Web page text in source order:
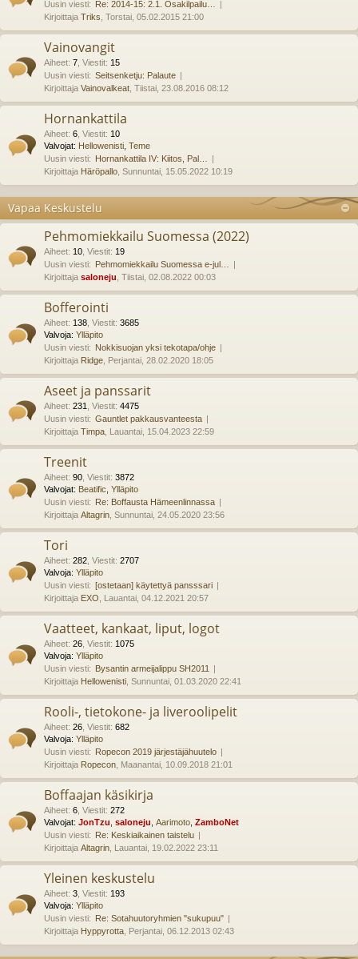
Uusin viesti: Re: 2014-15: 2.1. Osakilpailu…
Kirjoittaja Triks , Torstai, 05.02.2015 21:00
Vainovangit
Aiheet: 7 Viestit: 15
Uusin viesti: Seitsenketju: Palaute
Kirjoittaja Vainovalkeat , Tiistai, 23.08.2016 08:12
Hornankattila
Aiheet: 6 Viestit: 10
Valvojat: Hellowenisti Teme
Uusin viesti: Hornankattila IV: Kiitos, Pal…
Kirjoittaja Häröpallo , Sunnuntai, 15.05.2022 10:19
Vapaa Keskustelu
Pehmomiekkailu Suomessa (2022)
Aiheet: 10 Viestit: 19
Uusin viesti: Pehmomiekkailu Suomessa e-jul…
Kirjoittaja saloneju , Tiistai, 02.08.2022 00:03
Bofferointi
Aiheet: 138 Viestit: 3685
Valvoja: Ylläpito
Uusin viesti: Nokkisuojan yksi tekotapa/ohje
Kirjoittaja Ridge , Perjantai, 28.02.2020 18:05
Aseet ja panssarit
Aiheet: 231 Viestit: 4475
Uusin viesti: Gauntlet pakkausvanteesta
Kirjoittaja Timpa , Lauantai, 15.04.2023 22:59
Treenit
Aiheet: 90 Viestit: 3872
Valvojat: Beatific Ylläpito
Uusin viesti: Re: Boffausta Hämeenlinnassa
Kirjoittaja Altagrin , Sunnuntai, 24.05.2020 23:56
Tori
Aiheet: 282 Viestit: 2707
Valvoja: Ylläpito
Uusin viesti: [ostetaan] käytettyä pansssari
Kirjoittaja EXO , Lauantai, 04.12.2021 20:57
Vaatteet, kankaat, liput, logot
Aiheet: 26 Viestit: 1075
Valvoja: Ylläpito
Uusin viesti: Bysantin armeijalippu SH2011
Kirjoittaja Hellowenisti , Sunnuntai, 01.03.2020 22:41
Rooli-, tietokone- ja liveroolipelit
Aiheet: 26 Viestit: 682
Valvoja: Ylläpito
Uusin viesti: Ropecon 2019 järjestäjähuutelo
Kirjoittaja Ropecon , Maanantai, 10.09.2018 21:01
Boffaajan käsikirja
Aiheet: 6 Viestit: 272
Valvojat: JonTzu saloneju Aarimoto ZamboNet
Uusin viesti: Re: Keskiaikainen taistelu
Kirjoittaja Altagrin , Lauantai, 19.02.2022 23:11
Yleinen keskustelu
Aiheet: 3 Viestit: 193
Valvoja: Ylläpito
Uusin viesti: Re: Sotahuutoryhmien "sukupuu"
Kirjoittaja Hyppyrotta , Perjantai, 06.12.2013 02:43